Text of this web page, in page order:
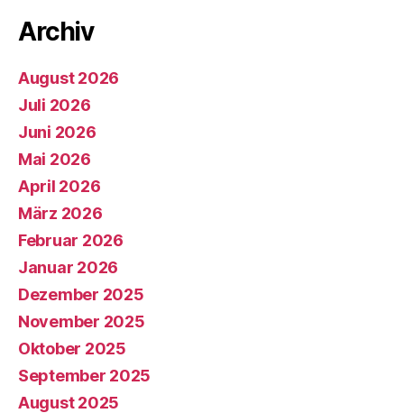
Archiv
August 2026
Juli 2026
Juni 2026
Mai 2026
April 2026
März 2026
Februar 2026
Januar 2026
Dezember 2025
November 2025
Oktober 2025
September 2025
August 2025